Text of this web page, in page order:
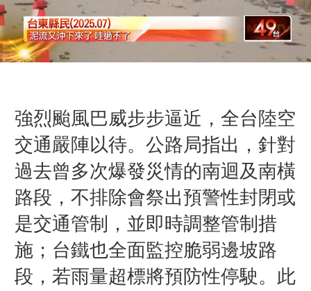
強烈颱風巴威步步逼近，全台陸空
交通嚴陣以待。公路局指出，針對
過去曾多次爆發災情的南迴及南橫
路段，不排除會祭出預警性封閉或
是交通管制，並即時調整管制措
施；台鐵也全面監控脆弱邊坡路
段，若雨量超標將預防性停駛。此